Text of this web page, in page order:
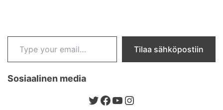
Type your email…
Tilaa sähköpostiin
Sosiaalinen media
Twitter
Facebook
YouTube
Instagram